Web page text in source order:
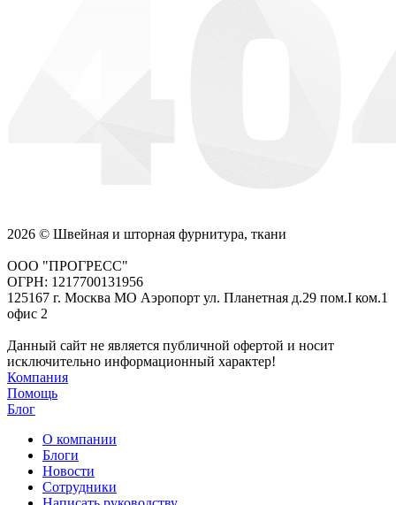
2026 © Швейная и шторная фурнитура, ткани
ООО "ПРОГРЕСС"
ОГРН: 1217700131956
125167 г. Москва МО Аэропорт ул. Планетная д.29 пом.I ком.1
офис 2
Данный сайт не является публичной офертой и носит
исключительно информационный характер!
Компания
Помощь
Блог
О компании
Блоги
Новости
Сотрудники